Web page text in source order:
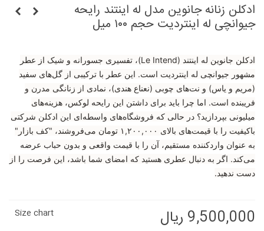
ادکلن زنانه جانوین مدل له اینتند رایحه
جیوانچی له اینتردیت حجم ۱۰۰ میل
ادکلن جانوین له اینتند (Le Intend)، تفسیری جسورانه و شیک از عطر
مشهور جیوانچی له اینتردیت است. این عطر با ترکیبی از گل‌های سفید
(مریم و یاس) و نت‌های چوبی (نعناع هندی)، نمادی از زنانگی مدرن و
فریبنده است. اما چرا باید برای داشتن این رایحه لوکس، هزینه‌های
میلیونی بپردازید؟ در حالی که فروشگاه‌های واسطه‌ای این ادکلن شرکتی
باکیفیت را با قیمت‌های بالای ۱,۲۰۰,۰۰۰ تومان می‌فروشند، "کف بازار"
به عنوان واردکننده مستقیم، آن را با قیمت واقعی و بدون حباب عرضه
می‌کند. اگر به دنبال عطری هستید که امضای شما باشد، این فرصت را از
دست ندهید.
9,500,000 ریال
Size chart